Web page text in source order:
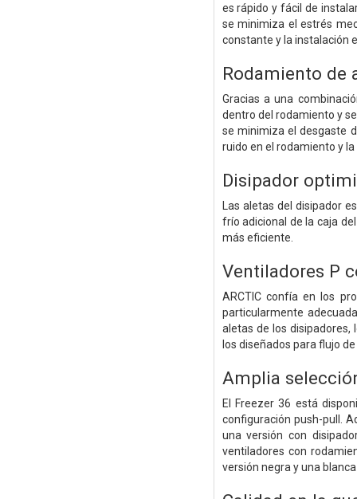
es rápido y fácil de
se minimiza el estrés
constante y la instalación
Rodamiento de
Gracias a una
dentro del rodamiento y
se minimiza el desgaste
ruido en el rodamiento y
Disipador
Las aletas del disipador
frío adicional de la caja
más eficiente.
Ventiladores P
ARCTIC confía en los
particularmente
aletas de los
los diseñados para flujo
Amplia
El Freezer 36 está
configuración push-pull.
una versión con
ventiladores con
versión negra y una